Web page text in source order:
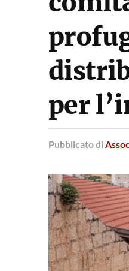
per
Pubblicatodi